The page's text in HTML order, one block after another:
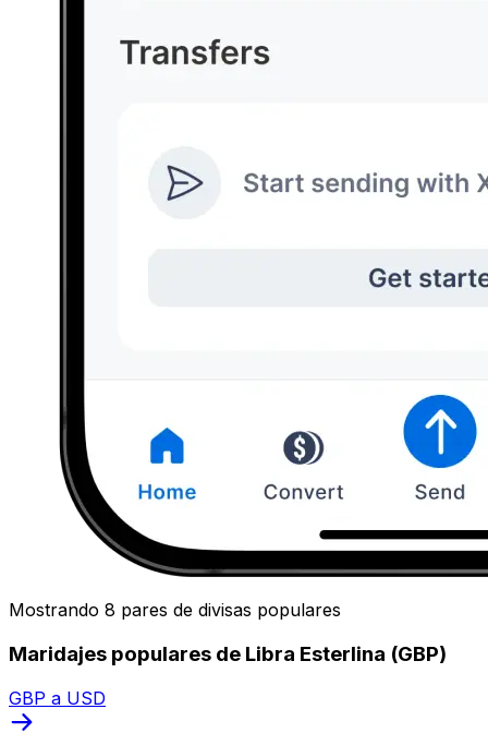
Mostrando 8 pares de divisas populares
Maridajes populares de Libra Esterlina (GBP)
GBP a USD